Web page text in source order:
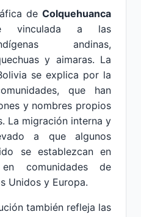
de Colquehuanca
vinculada a las
andinas,
y aimaras. La
se explica por la
que han
y nombres propios
La migración interna y
a que algunos
se establezcan en
comunidades de
Unidos y Europa.
también refleja las